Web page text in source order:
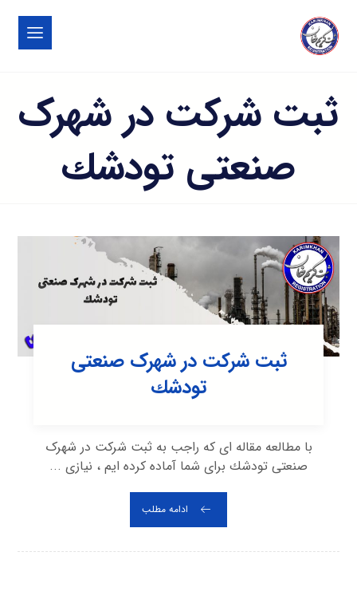
ثبت شرکت در شهرک
صنعتی تودشك
ثبت شرکت در شهرک صنعتی
تودشك
با مطالعه مقاله ای که راجب به ثبت شرکت در شهرک
صنعتی تودشك برای شما آماده کرده ایم ، نیازی ...
ادامه مطلب